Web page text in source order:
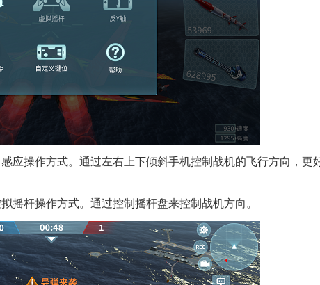
应操作方式。通过左右上下倾斜手机控制战机的飞行方向，更
摇杆操作方式。通过控制摇杆盘来控制战机方向。